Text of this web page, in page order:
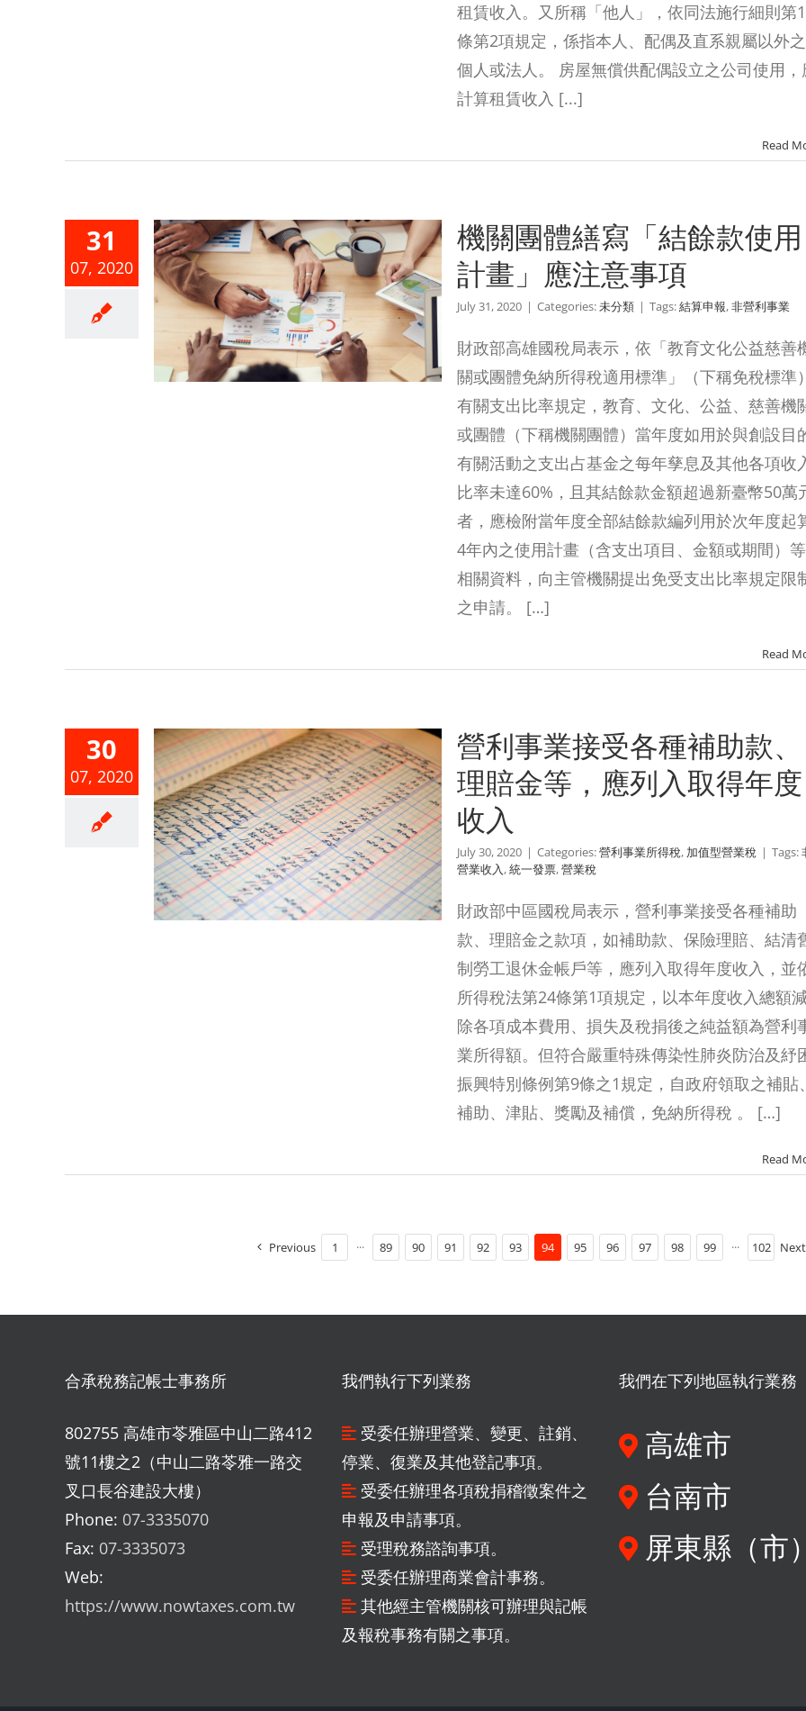
租賃收入。又所稱「他人」，依同法施行細則第
條第2項規定，係指本人、配偶及直系親屬以外之
個人或法人。 房屋無償供配偶設立之公司使用，
計算租賃收入 [...]
Read
31
07, 2020
寫「結餘
」應注意
機關團體繕寫「結餘款使用
計畫」應注意事項
July 31, 2020 | Categories:未分類 | Tags:結算申報,非營利事業
財政部高雄國稅局表示，依「教育文化公益慈善
關或團體免納所得稅適用標準」（下稱免稅標準）
有關支出比率規定，教育、文化、公益、慈善機
或團體（下稱機關團體）當年度如用於與創設目
有關活動之支出占基金之每年孳息及其他各項收
比率未達60%，且其結餘款金額超過新臺幣50萬
者，應檢附當年度全部結餘款編列用於次年度起
4年內之使用計畫（含支出項目、金額或期間）等
相關資料，向主管機關提出免受支出比率規定限
之申請。 […]
Read
30
07, 2020
受各種補
金等，應
營利事業接受各種補助款、
理賠金等，應列入取得年度
收入
July 30, 2020 | Categories:營利事業所得稅, 加值型營業稅 | Tags:
營業收入,統一發票,營業稅
財政部中區國稅局表示，營利事業接受各種補助
款、理賠金之款項，如補助款、保險理賠、結清
制勞工退休金帳戶等，應列入取得年度收入，並
所得稅法第24條第1項規定，以本年度收入總額
除各項成本費用、損失及稅捐後之純益額為營利
業所得額。但符合嚴重特殊傳染性肺炎防治及紓
振興特別條例第9條之1規定，自政府領取之補貼、
補助、津貼、獎勵及補償，免納所得稅 。 […]
Read
Previous 1 ··· 89 90 91 92 93 94 95 96 97 98 99 ··· 102 Next
合承稅務記帳士事務所
802755 高雄市苓雅區中山二路412
號11樓之2（中山二路苓雅一路交
叉口長谷建設大樓）
Phone: 07-3335070
Fax: 07-3335073
Web:
https://www.nowtaxes.com.tw
我們執行下列業務
受委任辦理營業、變更、註銷、
停業、復業及其他登記事項。
受委任辦理各項稅捐稽徵案件之
申報及申請事項。
受理稅務諮詢事項。
受委任辦理商業會計事務。
其他經主管機關核可辦理與記帳
及報稅事務有關之事項。
我們在下列地區執行業務
高雄市
台南市
屏東縣（市）